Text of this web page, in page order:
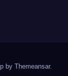
by Themeansar.